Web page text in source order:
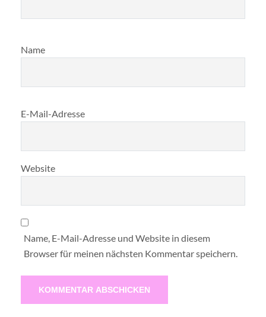
Name
E-Mail-Adresse
Website
Name, E-Mail-Adresse und Website in diesem
Browser für meinen nächsten Kommentar speichern.